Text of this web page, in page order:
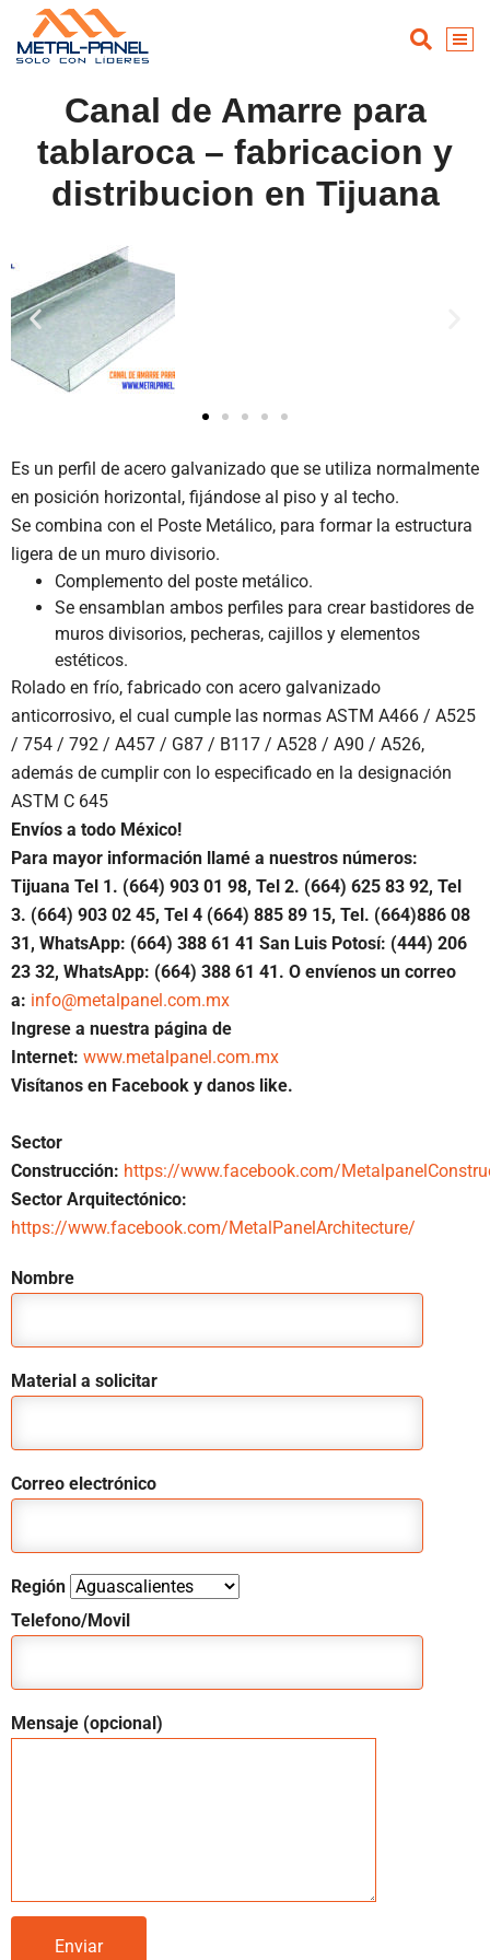
Canal de Amarre para
tablaroca – fabricacion y
distribucion en Tijuana
Es un perfil de acero galvanizado que se utiliza normalmente
en posición horizontal, fijándose al piso y al techo.
Se combina con el Poste Metálico, para formar la estructura
ligera de un muro divisorio.
Complemento del poste metálico.
Se ensamblan ambos perfiles para crear bastidores de
muros divisorios, pecheras, cajillos y elementos
estéticos.
Rolado en frío, fabricado con acero galvanizado
anticorrosivo, el cual cumple las normas ASTM A466 / A525
/ 754 / 792 / A457 / G87 / B117 / A528 / A90 / A526,
además de cumplir con lo especificado en la designación
ASTM C 645
Envíos a todo México!
Para mayor información llamé a nuestros números:
Tijuana Tel 1. (664) 903 01 98, Tel 2. (664) 625 83 92, Tel
3. (664) 903 02 45, Tel 4 (664) 885 89 15, Tel. (664)886 08
31, WhatsApp: (664) 388 61 41 San Luis Potosí: (444) 206
23 32, WhatsApp: (664) 388 61 41. O envíenos un correo
a: info@metalpanel.com.mx
Ingrese a nuestra página de
Internet: www.metalpanel.com.mx
Visítanos en Facebook y danos like.
Sector
Construcción: https://www.facebook.com/
Sector Arquitectónico:
https://www.facebook.com/MetalPanelArchitecture/
Nombre
Material a solicitar
Correo electrónico
Región
Telefono/Movil
Mensaje (opcional)